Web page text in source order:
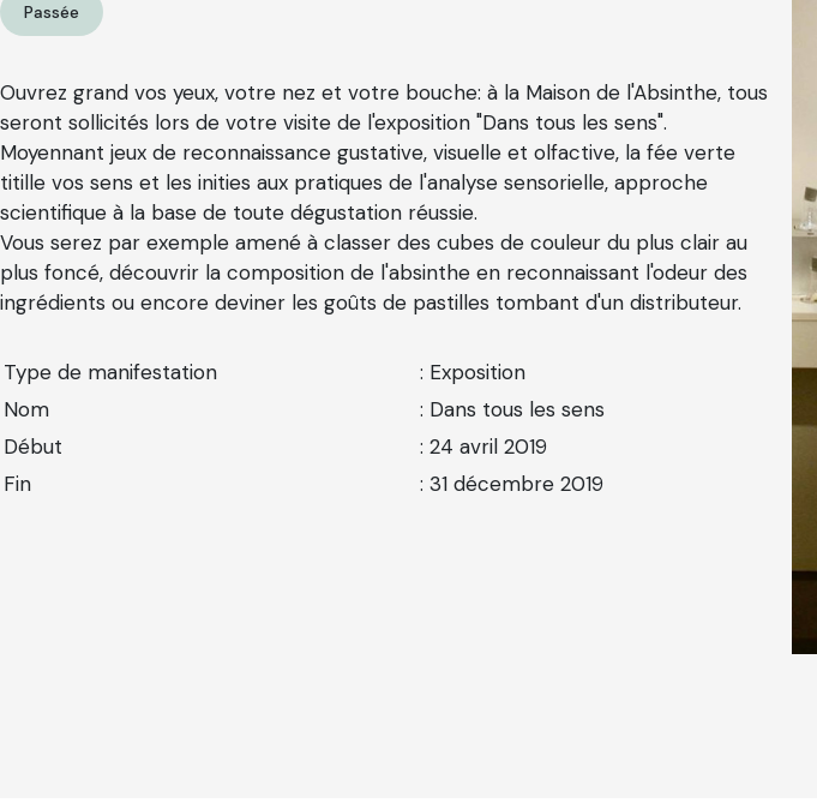
Passée
Ouvrez grand vos yeux, votre nez et votre bouche: à la Maison de l'Absinthe, tous
seront sollicités lors de votre visite de l'exposition "Dans tous les sens".
Moyennant jeux de reconnaissance gustative, visuelle et olfactive, la fée verte
titille vos sens et les inities aux pratiques de l'analyse sensorielle, approche
scientifique à la base de toute dégustation réussie.
Vous serez par exemple amené à classer des cubes de couleur du plus clair au
plus foncé, découvrir la composition de l'absinthe en reconnaissant l'odeur des
ingrédients ou encore deviner les goûts de pastilles tombant d'un distributeur.
Type de manifestation
: Exposition
Nom
: Dans tous les sens
Début
: 24 avril 2019
Fin
: 31 décembre 2019